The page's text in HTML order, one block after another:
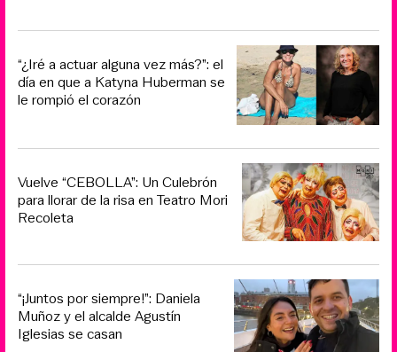
“¿Iré a actuar alguna vez más?”: el
día en que a Katyna Huberman se
le rompió el corazón
Vuelve “CEBOLLA”: Un Culebrón
para llorar de la risa en Teatro Mori
Recoleta
“¡Juntos por siempre!”: Daniela
Muñoz y el alcalde Agustín
Iglesias se casan